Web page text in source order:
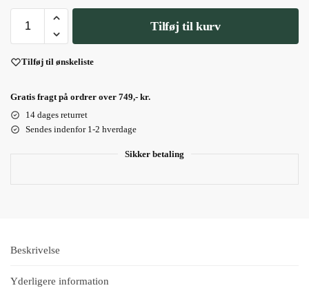
Tilføj til kurv
Tilføj til ønskeliste
Gratis fragt på ordrer over 749,- kr.
14 dages returret
Sendes indenfor 1-2 hverdage
Sikker betaling
Beskrivelse
Yderligere information